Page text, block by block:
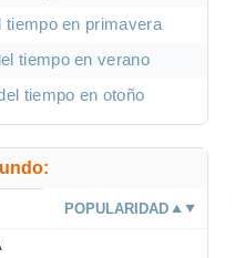
tiempo en primavera
tiempo en verano
tiempo en otoño
POPULARIDAD